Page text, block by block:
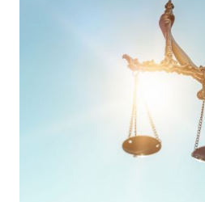
ASSICURAZIONI
TEDESCHE
INDICANO
MILIONI
DA
VACCINO
NON